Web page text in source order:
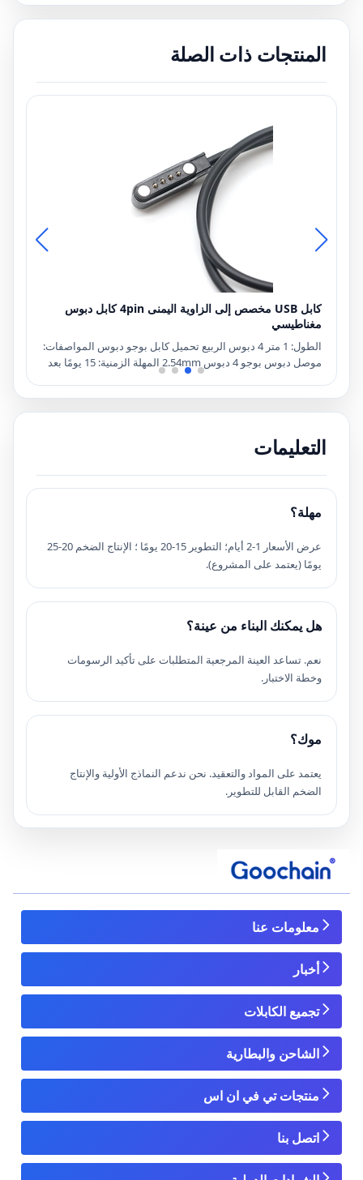
المنتجات ذات الصلة
كابل USB مخصص إلى الزاوية اليمنى 4pin كابل دبوس
مغناطيسي
الطول: 1 متر 4 دبوس الربيع تحميل كابل بوجو دبوس المواصفات:
موصل دبوس بوجو 4 دبوس 2.54mm المهلة الزمنية: 15 يومًا بعد
الدفع: TT ، PAYPAL ، بطاقة الائتمان
التعليمات
مهلة؟
عرض الأسعار 1-2 أيام؛ التطوير 15-20 يومًا ؛ الإنتاج الضخم 20-25
يومًا (يعتمد على المشروع).
هل يمكنك البناء من عينة؟
نعم. تساعد العينة المرجعية المتطلبات على تأكيد الرسومات
وخطة الاختبار.
موك؟
يعتمد على المواد والتعقيد. نحن ندعم النماذج الأولية والإنتاج
الضخم القابل للتطوير.
معلومات عنا
أخبار
تجميع الكابلات
الشاحن والبطارية
منتجات تي في ان اس
اتصل بنا